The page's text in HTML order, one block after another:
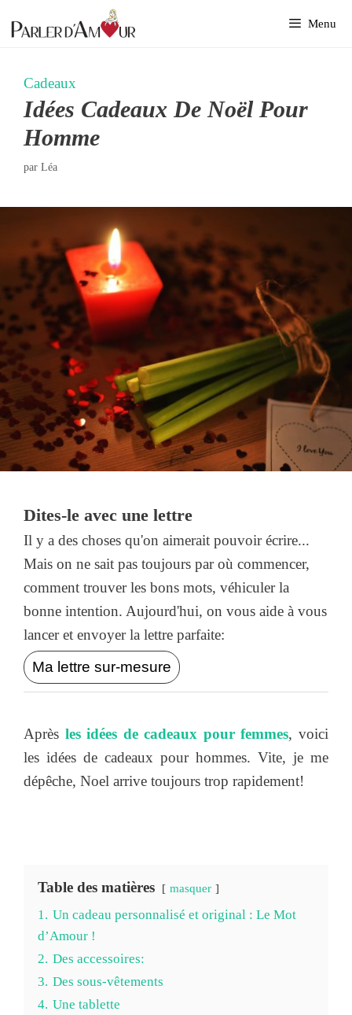
au
Menu
Cadeaux
Idées Cadeaux De Noël Pour
Homme
par Léa
Dites-le avec une lettre
Il y a des choses qu'on aimerait pouvoir écrire...
Mais on ne sait pas toujours par où commencer,
comment trouver les bons mots, véhiculer la
bonne intention. Aujourd'hui, on vous aide à vous
lancer et envoyer la lettre parfaite:
Ma lettre sur-mesure
Après les idées de cadeaux pour femmes, voici
les idées de cadeaux pour hommes. Vite, je me
dépêche, Noel arrive toujours trop rapidement!
Table des matières masquer
1. Un cadeau personnalisé et original : Le Mot
d’Amour !
2. Des accessoires:
3. Des sous-vêtements
4. Une tablette